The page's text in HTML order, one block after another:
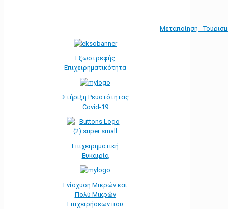
Μεταποίηση -
Εξωστρεφής
Επιχειρηματικότητα
Στήριξη Ρευστότητας
Covid-19
Επιχειρηματική
Ευκαιρία
Ενίσχυση Μικρών και
Πολύ Μικρών
Επιχειρήσεων που